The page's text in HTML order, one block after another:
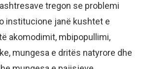
tregon se problemi
institucione janë kushtet e
akomodimit, mbipopullimi,
mungesa e dritës natyrore dhe